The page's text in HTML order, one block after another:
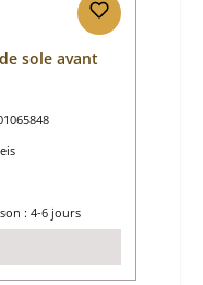
sole avant
:
: 4-6 jours